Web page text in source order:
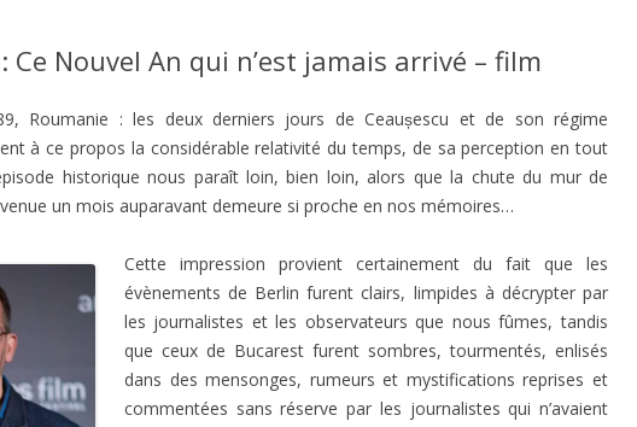
Ce Nouvel An qui n’est jamais arrivé – film
Roumanie : les deux derniers jours de Ceaușescu et de son régime
à ce propos la considérable relativité du temps, de sa perception en tout
historique nous paraît loin, bien loin, alors que la chute du mur de
un mois auparavant demeure si proche en nos mémoires…
Cette impression provient certainement du fait que les
évènements de Berlin furent clairs, limpides à décrypter par
les journalistes et les observateurs que nous fûmes, tandis
que ceux de Bucarest furent sombres, tourmentés, enlisés
dans des mensonges, rumeurs et mystifications reprises et
commentées sans réserve par les journalistes qui n’avaient